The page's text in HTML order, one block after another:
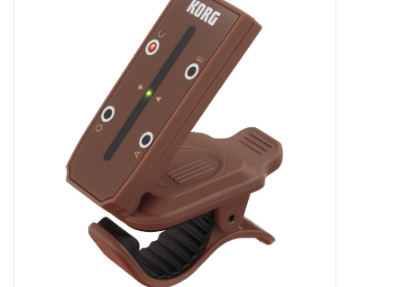
Lichttechnik
Traditionelle Instrumente